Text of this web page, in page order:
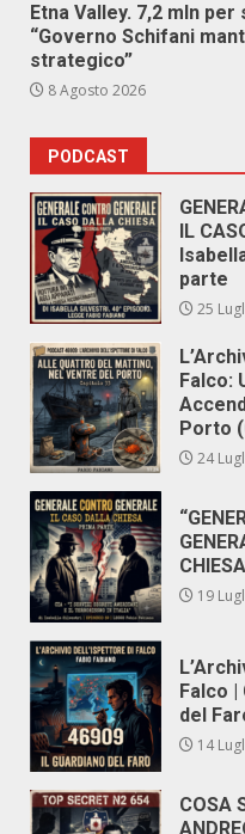
Etna Valley. 7,2 mln
“Governo Schifani
strategico”
8 Agosto 2026
PODCAST
IL
parte
25
Falco:
Porto
24
19
Falco |
del
14
COSA